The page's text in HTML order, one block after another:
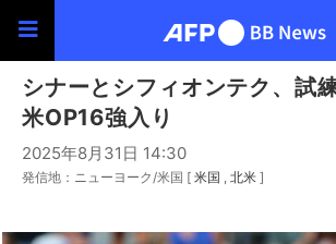
シナーとシフィオンテク、試
米OP16強入り
2025年8月31日 14:30
発信地：ニューヨーク/米国 [ 米国 北米 ]